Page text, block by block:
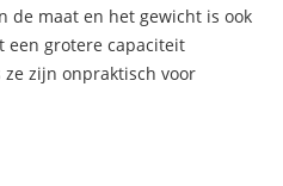
de maat en het gewicht is ook
een grotere capaciteit
zijn onpraktisch voor